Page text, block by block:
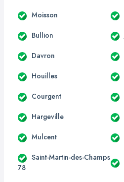
Moisson
Bullion
Davron
Houilles
Courgent
Hargeville
Mulcent
Saint-Martin-des-Champs
78